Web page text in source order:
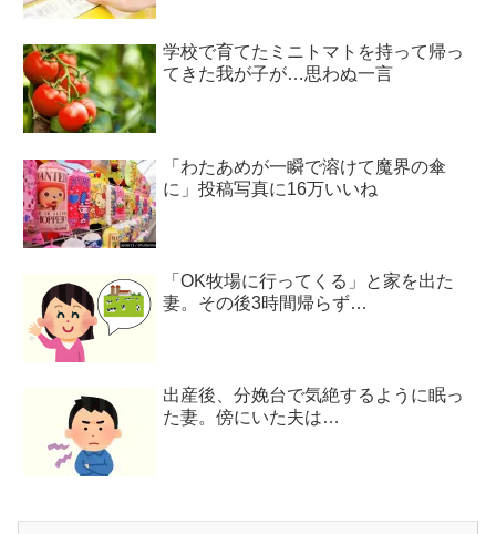
学校で育てたミニトマトを持って帰っ
てきた我が子が…思わぬ一言
「わたあめが一瞬で溶けて魔界の傘
に」投稿写真に16万いいね
「OK牧場に行ってくる」と家を出た
妻。その後3時間帰らず…
出産後、分娩台で気絶するように眠っ
た妻。傍にいた夫は…